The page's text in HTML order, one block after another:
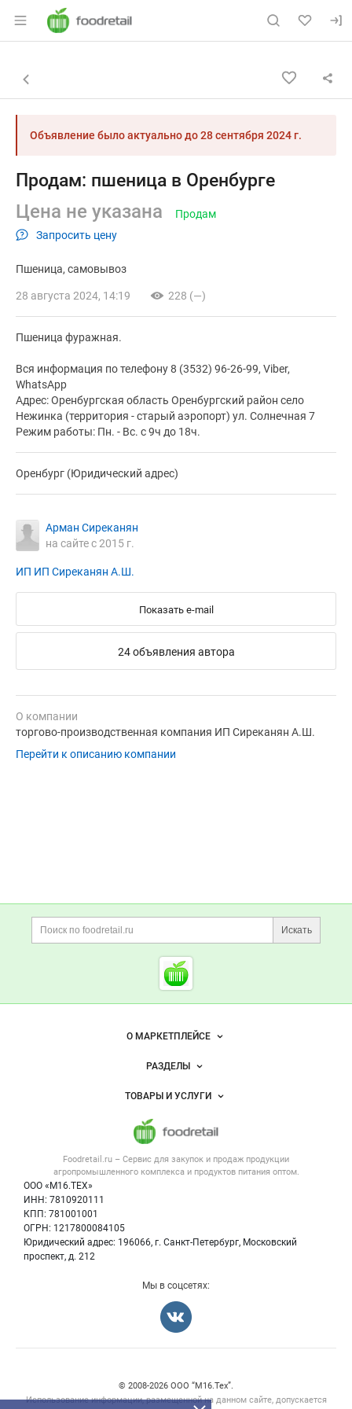
Раздел навигации по сайту
Объявление: Продам: пшеница
Навигация и управление объявлением
Назад к списку объявлений
Объявление было актуально до28 сентября 2024 г.
Продам: пшеница в Оренбурге
Цена не указана
Запросить цену
Продам
Пшеница самовывоз
28 августа 2024, 14:19 228 (—)
Пшеница фуражная.
Вся информация по телефону 8 (3532) 96-26-99, Viber,
WhatsApp
Адрес: Оренбургская область Оренбургский район село
Нежинка (территория - старый аэропорт) ул. Солнечная 7
Режим работы: Пн. - Вс. с 9ч до 18ч.
Оренбург (Юридический адрес)
Арман Сиреканян
на сайте с 2015 г.
ИП ИП Сиреканян А.Ш.
Показать e-mail
24 объявления автора
О компании
торгово-производственная компания ИП Сиреканян А.Ш.
Перейти к описанию компании
Дополнительная информация
Поиск по сайту и
Искать
Cсылки на полезные
Foodretail.ru
— продукты
Важные разделы и контакты
Foodretail.ru – Сервис для закупок и продаж продукции
агропромышленного комплекса и продуктов питания оптом.
ООО «М16.ТЕХ»
ИНН: 7810920111
КПП: 781001001
ОГРН: 1217800084105
Юридический адрес: 196066, г. Санкт-Петербург, Московский
проспект, д. 212
Навигация по сайтуО МАРКЕТПЛЕЙСЕ
Новости Foodretail.ru
Размещение рекламы
Публичная оферта
Контактная информация
Политика обработки персональных данных
РАЗДЕЛЫ
Объявления
Новости рынка
Вакансии
ТОВАРЫ И УСЛУГИ
Напитки, соки, вода
Оборудование для пищепрома
Информация о компаниях
Мы в соцсетях:
© 2008‑2026 ООО “М16.Тех”.
Использование информации, размещенной на данном сайте, допускается